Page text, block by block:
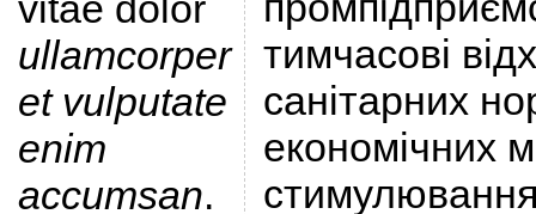
ullamcorper
et vulputate
enim
accumsan.
тимчасові
санітарних
економічних